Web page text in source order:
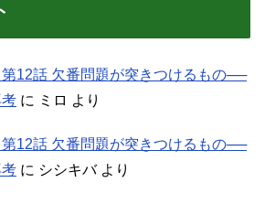
第12話 欠番問題が突きつけるもの──
に ミロ より
第12話 欠番問題が突きつけるもの──
に シシキバより